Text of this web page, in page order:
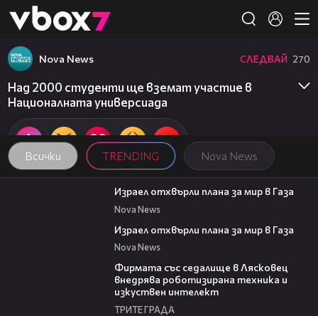
👾
Всички TRENDING Nova News
Nova News СЛЕДВАЙ 270
Над 2000 студенти ще вземат участие в
Националната универсиада
00:46
Израел отхвърли плана за мир в Газа
Nova News
Израел отхвърли плана за мир в Газа
Nova News
Фирмата със седалище в Лясковец
внедрява роботизирана техника и
изкуствен интелект
ТРИТЕ ГРАДА